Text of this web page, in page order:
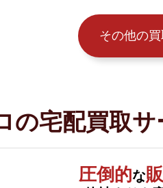
その他の
の宅配買取
圧倒的な